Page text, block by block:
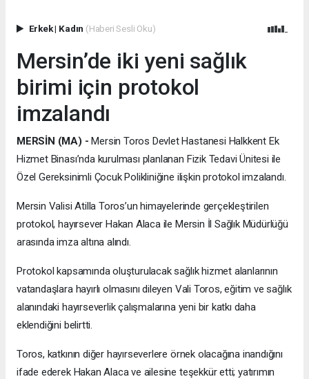
Erkek| Kadın (Haberi Sesli Oku)
Mersin’de iki yeni sağlık
birimi için protokol
imzalandı
MERSİN (MA) - Mersin Toros Devlet Hastanesi Halkkent Ek
Hizmet Binası’nda kurulması planlanan Fizik Tedavi Ünitesi ile
Özel Gereksinimli Çocuk Polikliniğine ilişkin protokol imzalandı.
Mersin Valisi Atilla Toros’un himayelerinde gerçekleştirilen
protokol, hayırsever Hakan Alaca ile Mersin İl Sağlık Müdürlüğü
arasında imza altına alındı.
Protokol kapsamında oluşturulacak sağlık hizmet alanlarının
vatandaşlara hayırlı olmasını dileyen Vali Toros, eğitim ve sağlık
alanındaki hayırseverlik çalışmalarına yeni bir katkı daha
eklendiğini belirtti.
Toros, katkının diğer hayırseverlere örnek olacağına inandığını
ifade ederek Hakan Alaca ve ailesine teşekkür etti; yatırımın